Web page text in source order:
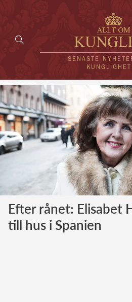
SENASTE
HEM
VÄRLDENS
Svenska
Brittiska
Efter rånet: Elisabet
till hus i Spanien